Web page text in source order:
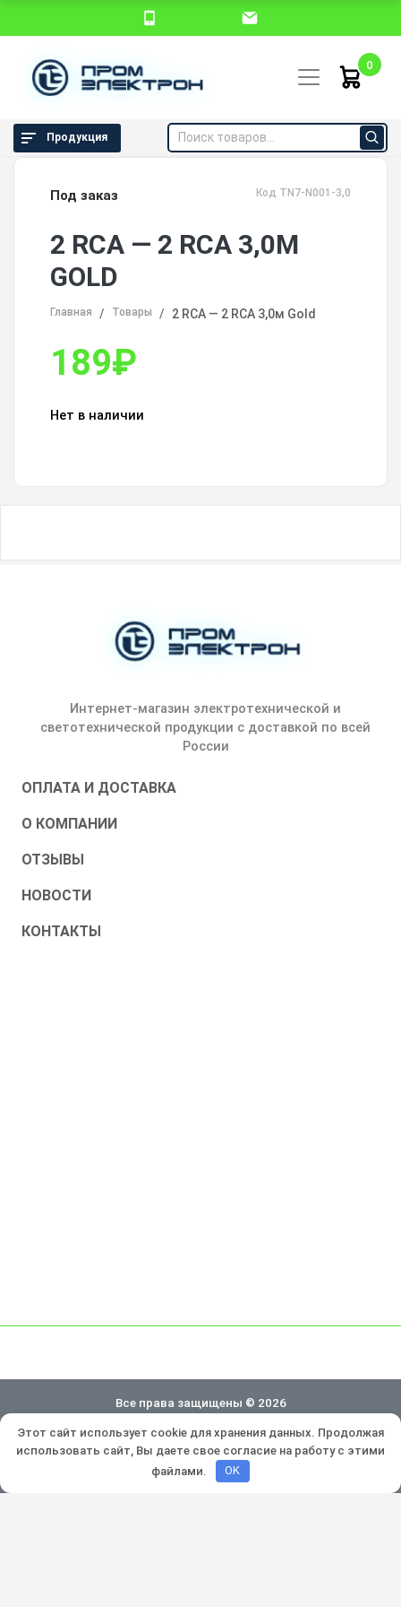
0
Продукция
Под заказ Код TN7-N001-3,0
2 RCA — 2 RCA 3,0М
GOLD
Главная Товары 2 RCA — 2 RCA 3,0м Gold
189₽
Нет в наличии
Интернет-магазин электротехнической и
светотехнической продукции с доставкой по всей
России
ОПЛАТА И ДОСТАВКА
О КОМПАНИИ
ОТЗЫВЫ
НОВОСТИ
КОНТАКТЫ
Все права защищены © 2026
Политика конфиденциальности
Разработка и продвижение:
Этот сайт использует cookie для хранения данных. Продолжая
использовать сайт, Вы даете свое согласие на работу с этими
файлами.
OK